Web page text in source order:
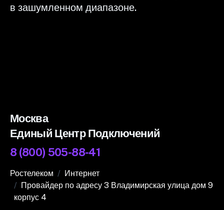
в зашумленном диапазоне.
Москва
Единый Центр Подключений
8 (800) 505-88-41
Ростелеком
Интернет
Провайдер по адресу 3 Владимирская улица дом 9
корпус 4